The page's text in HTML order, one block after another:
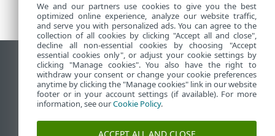
Wyświetl witrynę internetową dla
komputerów
End of Life
Baza wiedzy ESET
Forum ESET
We and our partners use cookies to give you the best
optimized online experience, analyze our website traffic,
and serve you with personalized ads. You can agree to the
collection of all cookies by clicking "Accept all and close",
decline all non-essential cookies by choosing "Accept
essential cookies only", or adjust your cookie settings by
clicking "Manage cookies". You also have the right to
withdraw your consent or change your cookie preferences
anytime by clicking the "Manage cookies" link in our website
footer or in your account settings (if available). For more
information, see ourCookie Policy.